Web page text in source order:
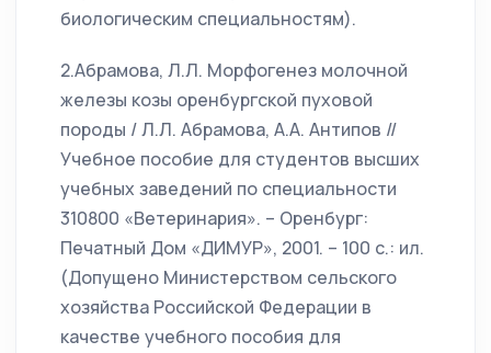
биологическим специальностям).
2.Абрамова, Л.Л. Морфогенез молочной
железы козы оренбургской пуховой
породы / Л.Л. Абрамова, А.А. Антипов //
Учебное пособие для студентов высших
учебных заведений по специальности
310800 «Ветеринария». – Оренбург:
Печатный Дом «ДИМУР», 2001. – 100 с.: ил.
(Допущено Министерством сельского
хозяйства Российской Федерации в
качестве учебного пособия для